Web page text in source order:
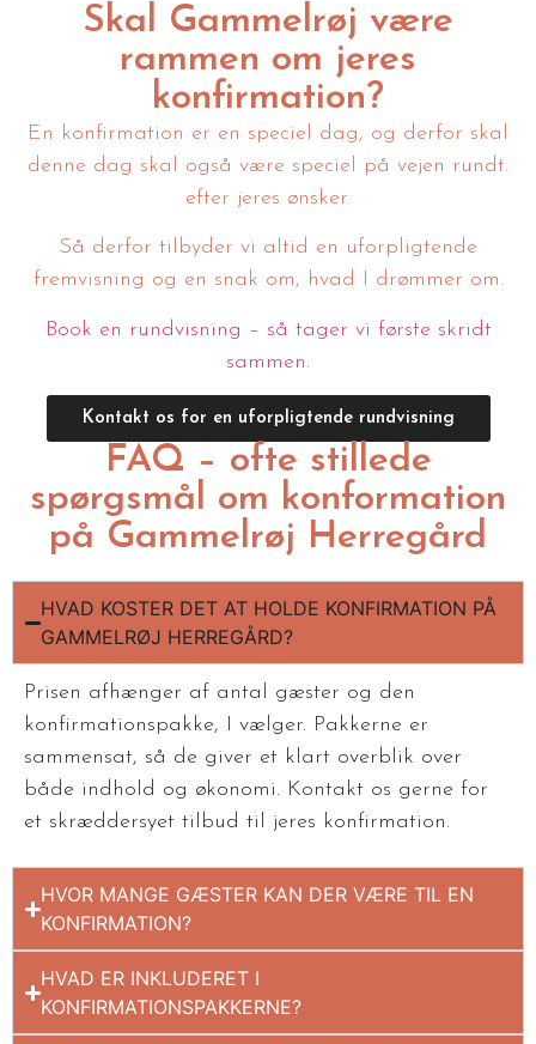
Skal Gammelrøj være
rammen om jeres
konfirmation?
En konfirmation er en speciel dag, og derfor skal
denne dag skal også være speciel på vejen rundt.
efter jeres ønsker.
Så derfor tilbyder vi altid en uforpligtende
fremvisning og en snak om, hvad I drømmer om.
Book en rundvisning – så tager vi første skridt
sammen.
Kontakt os for en uforpligtende rundvisning
FAQ – ofte stillede
spørgsmål om konformation
på Gammelrøj Herregård
HVAD KOSTER DET AT HOLDE KONFIRMATION PÅ
GAMMELRØJ HERREGÅRD?
Prisen afhænger af antal gæster og den
konfirmationspakke, I vælger. Pakkerne er
sammensat, så de giver et klart overblik over
både indhold og økonomi. Kontakt os gerne for
et skræddersyet tilbud til jeres konfirmation.
HVOR MANGE GÆSTER KAN DER VÆRE TIL EN
KONFIRMATION?
HVAD ER INKLUDERET I
KONFIRMATIONSPAKKERNE?